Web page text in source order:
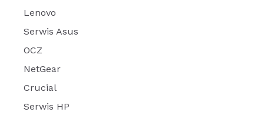
Lenovo
Serwis Asus
OCZ
NetGear
Crucial
Serwis HP